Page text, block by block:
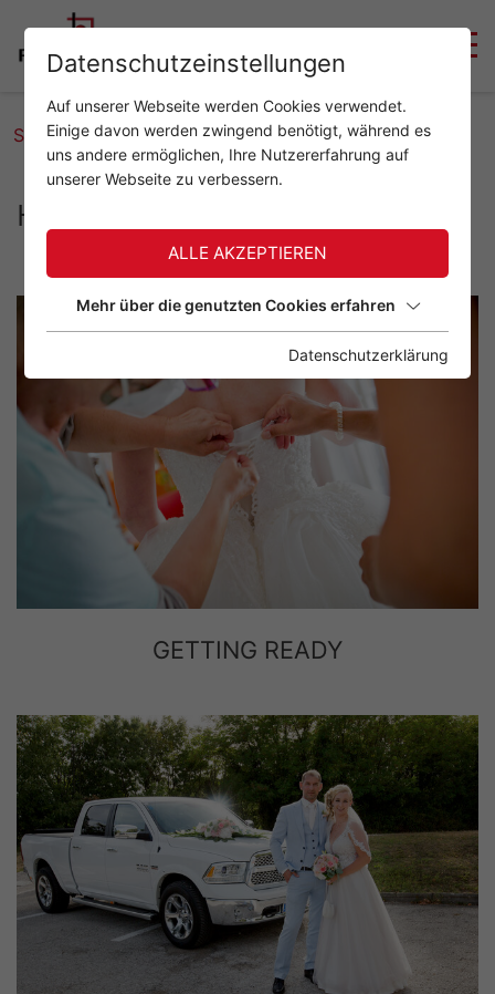
Startseite Hochzeit
Hochzeit
GETTING READY
Datenschutzeinstellungen
Auf unserer Webseite werden Cookies verwendet.
Einige davon werden zwingend benötigt, während es
uns andere ermöglichen, Ihre Nutzererfahrung auf
unserer Webseite zu verbessern.
ALLE AKZEPTIEREN
Mehr über die genutzten Cookies erfahren
Datenschutzerklärung